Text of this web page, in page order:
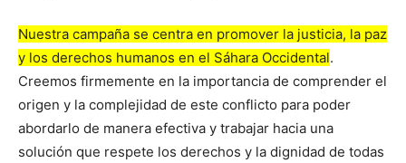
Nuestra campaña se centra en promover la justicia, la paz
y los derechos humanos en el Sáhara Occidental.
Creemos firmemente en la importancia de comprender el
origen y la complejidad de este conflicto para poder
abordarlo de manera efectiva y trabajar hacia una
solución que respete los derechos y la dignidad de todas